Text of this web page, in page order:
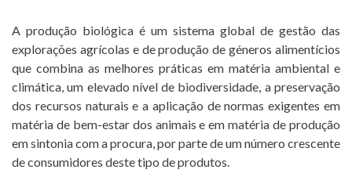
HOME(CURRENT)
AGRICERT
CONTROL Y
CERTIFICACIÓN
A produção biológica é um sistema global de gestão das
explorações agrícolas e de produção de géneros alimentícios
que combina as melhores práticas em matéria ambiental e
climática, um elevado nível de biodiversidade, a preservação
dos recursos naturais e a aplicação de normas exigentes em
matéria de bem-estar dos animais e em matéria de produção
em sintonia com a procura, por parte de um número crescente
de consumidores deste tipo de produtos.